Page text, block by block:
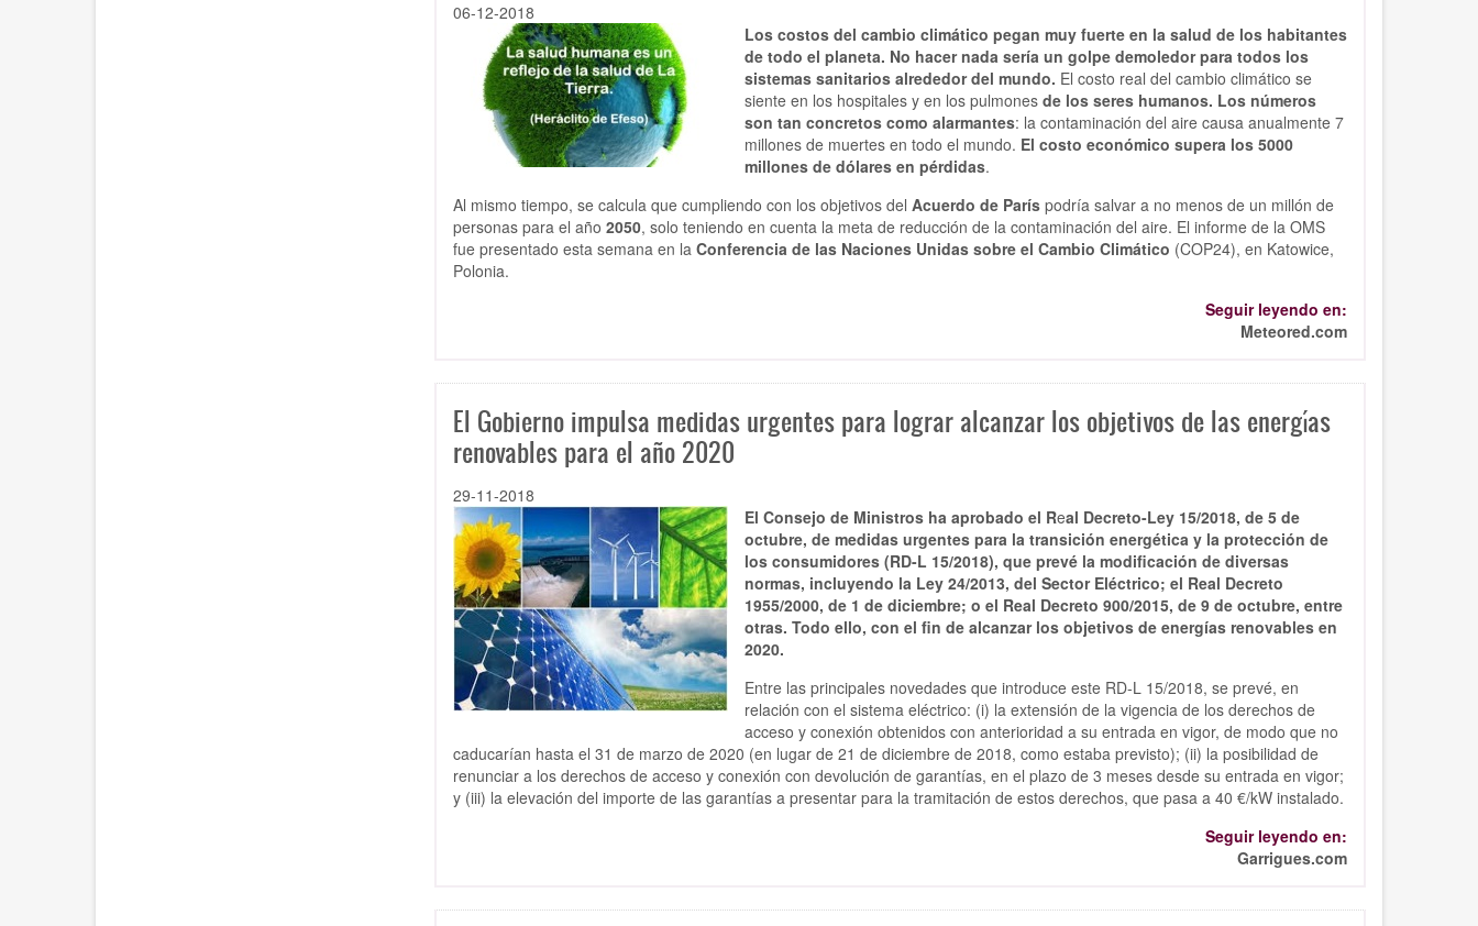
06-12-2018
Los costos del cambio climático pegan muy fuerte en la salud de los habitantes
de todo el planeta. No hacer nada sería un golpe demoledor para todos los
sistemas sanitarios alrededor del mundo. El costo real del cambio climático se
siente en los hospitales y en los pulmones de los seres humanos. Los números
son tan concretos como alarmantes: la contaminación del aire causa anualmente 7
millones de muertes en todo el mundo. El costo económico supera los 5000
millones de dólares en pérdidas.
Al mismo tiempo, se calcula que cumpliendo con los objetivos del Acuerdo de París podría salvar a no menos de un millón de
personas para el año 2050, solo teniendo en cuenta la meta de reducción de la contaminación del aire. El informe de la OMS
fue presentado esta semana en la Conferencia de las Naciones Unidas sobre el Cambio Climático (COP24), en Katowice,
Polonia.
Seguir leyendo en:
Meteored.com
El Gobierno impulsa medidas urgentes para lograr alcanzar los objetivos de las energías
renovables para el año 2020
29-11-2018
El Consejo de Ministros ha aprobado el Real Decreto-Ley 15/2018, de 5 de
octubre, de medidas urgentes para la transición energética y la protección de
los consumidores (RD-L 15/2018), que prevé la modificación de diversas
normas, incluyendo la Ley 24/2013, del Sector Eléctrico; el Real Decreto
1955/2000, de 1 de diciembre; o el Real Decreto 900/2015, de 9 de octubre, entre
otras. Todo ello, con el fin de alcanzar los objetivos de energías renovables en
2020.
Entre las principales novedades que introduce este RD-L 15/2018, se prevé, en
relación con el sistema eléctrico: (i) la extensión de la vigencia de los derechos de
acceso y conexión obtenidos con anterioridad a su entrada en vigor, de modo que no
caducarían hasta el 31 de marzo de 2020 (en lugar de 21 de diciembre de 2018, como estaba previsto); (ii) la posibilidad de
renunciar a los derechos de acceso y conexión con devolución de garantías, en el plazo de 3 meses desde su entrada en vigor;
y (iii) la elevación del importe de las garantías a presentar para la tramitación de estos derechos, que pasa a 40 €/kW instalado.
Seguir leyendo en:
Garrigues.com